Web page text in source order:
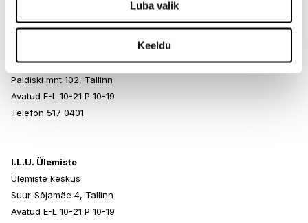
Luba valik
Keeldu
Rocca al Mare Kaubanduskeskus
Paldiski mnt 102, Tallinn
Avatud E-L 10-21 P 10-19
Telefon 517 0401
I.L.U. Ülemiste
Ülemiste keskus
Suur-Sõjamäe 4, Tallinn
Avatud E-L 10-21 P 10-19